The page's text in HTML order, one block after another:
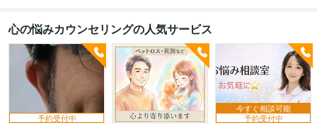
心の悩みカウンセリングの人気サービス
予約受付中
今すぐ相談可能
予約受付中